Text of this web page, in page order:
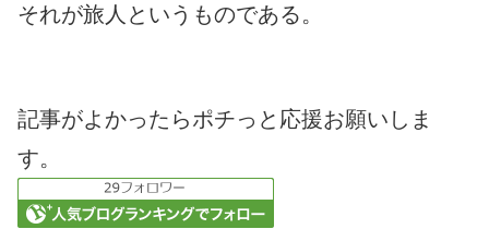
それが旅人というものである。
記事がよかったらポチっと応援お願いしま
す。